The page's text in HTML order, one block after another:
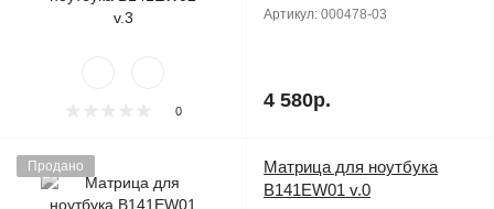
0
Артикул: 000478-03
4 580р.
Продано
Матрица для ноутбука
B141EW01 v.0